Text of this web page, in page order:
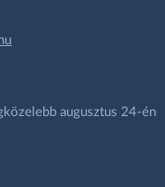
augusztus 24-én